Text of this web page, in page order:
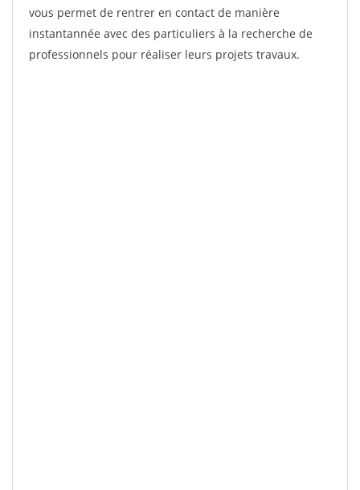
vous permet de rentrer en contact de manière
instantannée avec des particuliers à la recherche de
professionnels pour réaliser leurs projets travaux.